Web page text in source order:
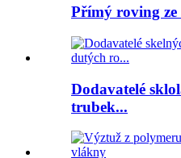
Přímý roving ze
Dodavatelé
trubek...